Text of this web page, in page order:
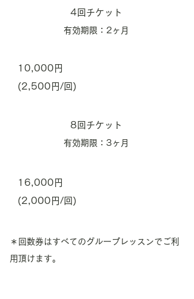
4回チケット
有効期限：2ヶ月
10,000円
(2,500円/回)
8回チケット
有効期限：3ヶ月
16,000円
(2,000円/回)
​＊回数券はすべてのグループレッスンでご利
用頂けます。